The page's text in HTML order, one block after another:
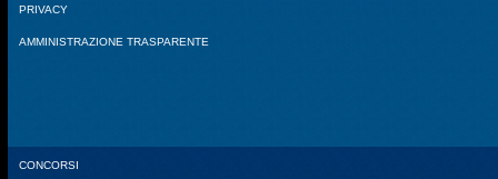
PRIVACY
AMMINISTRAZIONE TRASPARENTE
CONCORSI